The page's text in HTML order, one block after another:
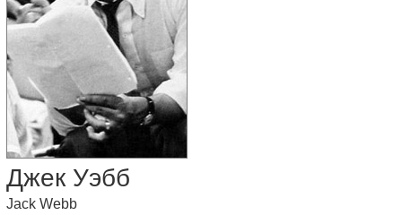
Джек Уэбб
Jack Webb